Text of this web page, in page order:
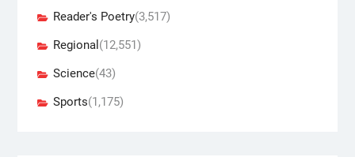
Reader's Poetry(3,517)
Regional (12,551)
Science(43)
Sports(1,175)